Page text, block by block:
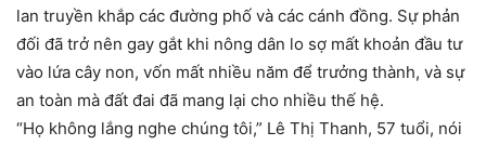
lan truyền khắp các đường phố và các cánh đồng. Sự phản
đối đã trở nên gay gắt khi nông dân lo sợ mất khoản đầu tư
vào lứa cây non, vốn mất nhiều năm để trưởng thành, và sự
an toàn mà đất đai đã mang lại cho nhiều thế hệ.
“Họ không lắng nghe chúng tôi,” Lê Thị Thanh, 57 tuổi, nói